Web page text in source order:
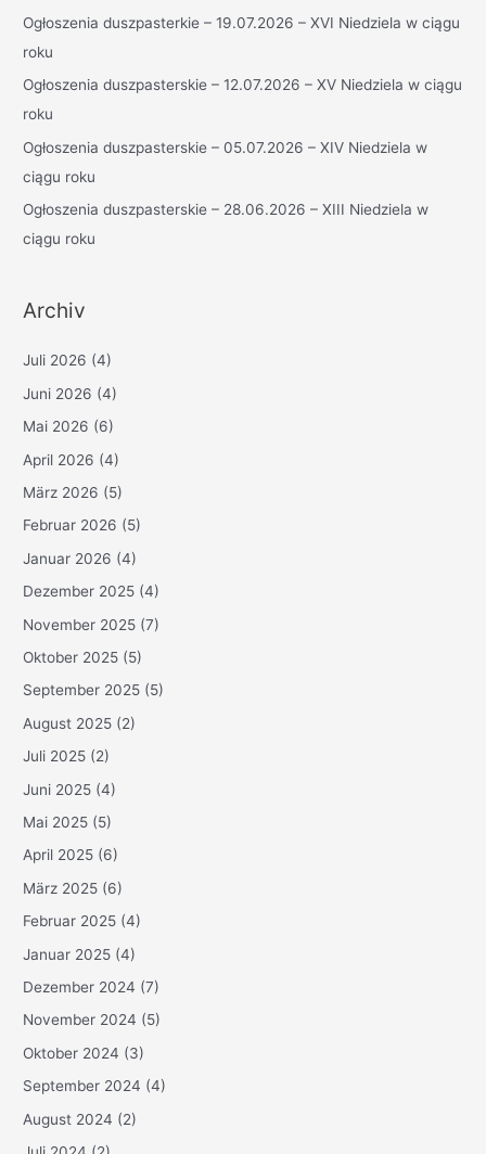
a
c
h
Ogłoszenia duszpasterkie – 19.07.2026 – XVI Niedziela w ciągu
roku
Ogłoszenia duszpasterskie – 12.07.2026 – XV Niedziela w ciągu
roku
Ogłoszenia duszpasterskie – 05.07.2026 – XIV Niedziela w
ciągu roku
Ogłoszenia duszpasterskie – 28.06.2026 – XIII Niedziela w
ciągu roku
Archiv
Juli 2026 (4)
Juni 2026 (4)
Mai 2026 (6)
April 2026 (4)
März 2026 (5)
Februar 2026 (5)
Januar 2026 (4)
Dezember 2025 (4)
November 2025 (7)
Oktober 2025 (5)
September 2025 (5)
August 2025 (2)
Juli 2025 (2)
Juni 2025 (4)
Mai 2025 (5)
April 2025 (6)
März 2025 (6)
Februar 2025 (4)
Januar 2025 (4)
Dezember 2024 (7)
November 2024 (5)
Oktober 2024 (3)
September 2024 (4)
August 2024 (2)